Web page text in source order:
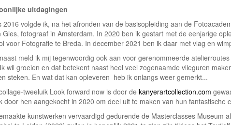
uitdagingen
2016 volgde ik, na het afronden van de basisopleiding aan de
Gies, fotograaf in Amsterdam. In 2020 ben ik gestart met de eenjarige
voor Fotografie te Breda. In december 2021 ben ik daar met vlag en
meld ik mij tegenwoordig ook aan voor gerenommeerde
wil groeien en dat betekent naast heel veel zogenaamde vlieguren
steken. En wat dat kan opleveren heb ik onlangs weer gemerkt...
tweeluik Look forward now is door de kanyerartcollection.com
door hen aangekocht in 2020 om deel uit te maken van hun fantastische
kunstwerken vervaardigd gedurende de Masterclasses Museum